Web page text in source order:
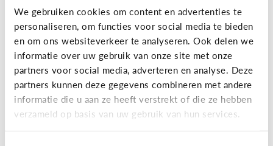
We gebruiken cookies om content en advertenties te
personaliseren, om functies voor social media te bieden
en om ons websiteverkeer te analyseren. Ook delen we
informatie over uw gebruik van onze site met onze
partners voor social media, adverteren en analyse. Deze
partners kunnen deze gegevens combineren met andere
informatie die u aan ze heeft verstrekt of die ze hebben
verzameld op basis van uw gebruik van hun services.
School
Wat is Smartschool?